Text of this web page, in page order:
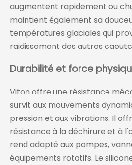
augmentent rapidement ou
maintient également sa
températures glaciales qui
raidissement des autres
Durabilité et force
Viton offre une résistance
survit aux mouvements
pression et aux vibrations. Il
résistance à la déchirure et à
rend adapté aux pompes,
équipements rotatifs. Le